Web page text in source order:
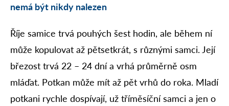
nemá být nikdy nalezen
Říje samice trvá pouhých šest hodin, ale během ní
může kopulovat až pětsetkrát, s různými samci. Její
březost trvá 22 – 24 dní a vrhá průměrně osm
mláďat. Potkan může mít až pět vrhů do roka. Mladí
potkani rychle dospívají, už tříměsíční samci a jen o